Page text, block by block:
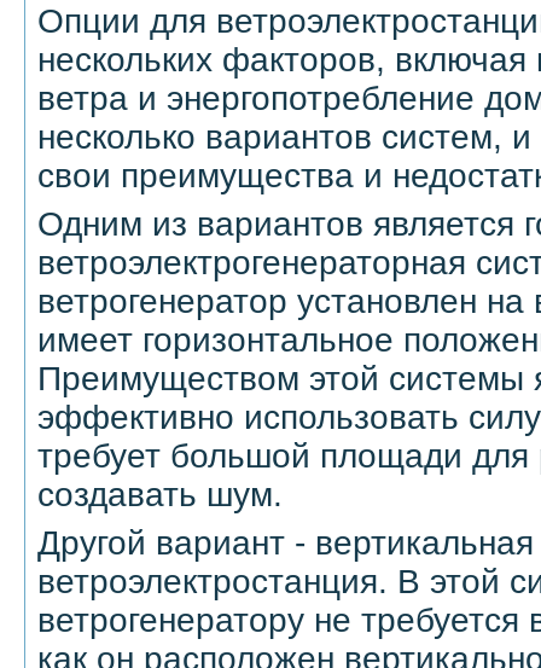
Опции для
нескольких факторов,
ветра и энергопотребление
несколько вариантов систем,
свои преимущества и
Одним из вариантов является
ветроэлектрогенераторная
ветрогенератор установлен
имеет горизонтальное
Преимуществом этой системы
эффективно использовать
требует большой площади
создавать шум.
Другой вариант - вертикальная
ветроэлектростанция. В этой
ветрогенератору не
как он расположен